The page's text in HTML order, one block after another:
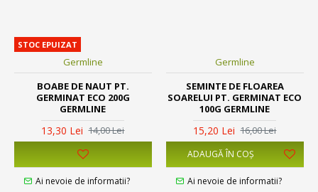
STOC EPUIZAT
Germline
BOABE DE NAUT PT.
GERMINAT ECO 200G
GERMLINE
13,30 Lei 14,00 Lei
Ai nevoie de informatii?
Germline
SEMINTE DE FLOAREA
SOARELUI PT. GERMINAT ECO
100G GERMLINE
15,20 Lei 16,00 Lei
ADAUGĂ ÎN COŞ
Ai nevoie de informatii?